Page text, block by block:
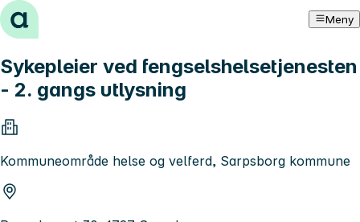
Hopp til innhold Meny
Sykepleier ved fengselshelsetjenesten
- 2. gangs utlysning
Kommuneområde helse og velferd, Sarpsborg kommune